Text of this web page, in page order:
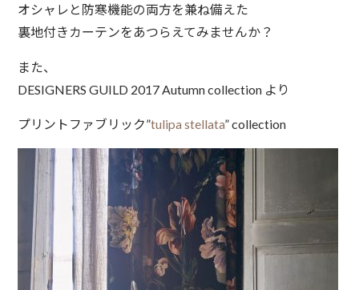
オシャレと防寒機能の両方を兼ね備えた
裏地付きカーテンをあつらえてみませんか？
また、
DESIGNERS GUILD 2017 Autumn collection より
プリントファブリック”tulipa stellata” collection